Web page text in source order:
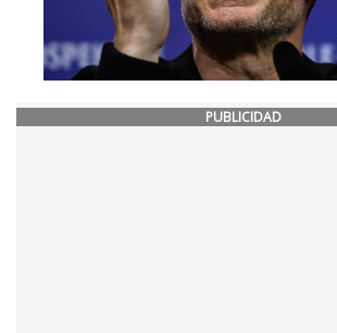
PUBLICIDAD